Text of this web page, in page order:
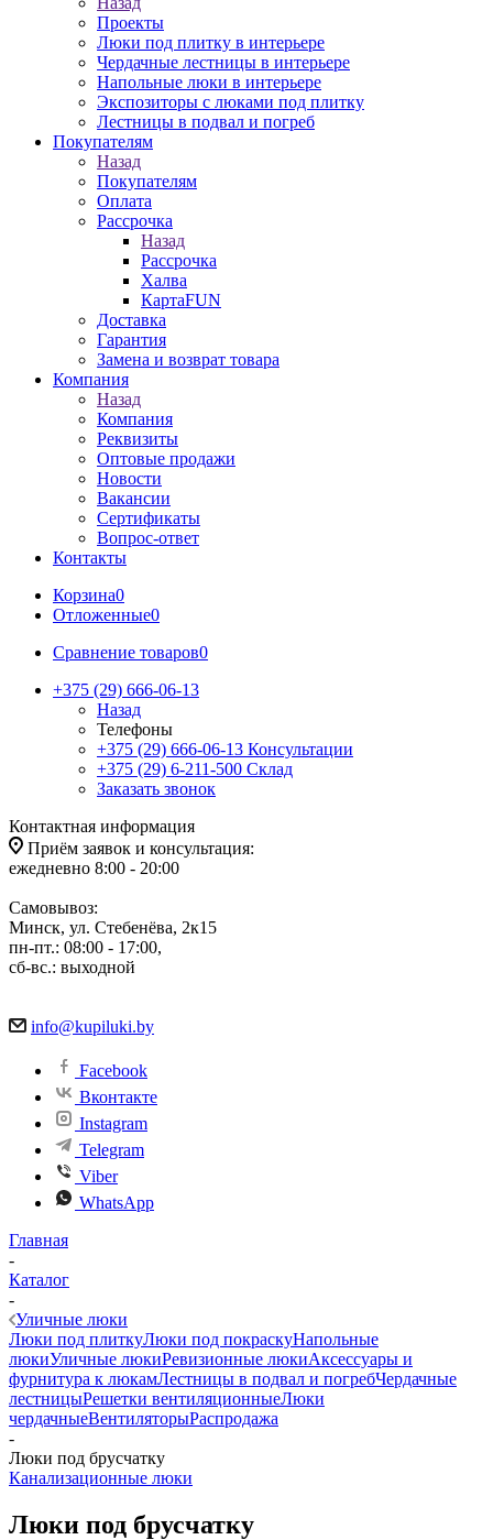
Проекты
Люки под плитку в интерьере
Чердачные лестницы в интерьере
Напольные люки в интерьере
Экспозиторы с люками под плитку
Лестницы в подвал и погреб
Покупателям
Назад
Покупателям
Оплата
Рассрочка
Назад
Рассрочка
Халва
КартаFUN
Доставка
Гарантия
Замена и возврат товара
Компания
Назад
Компания
Реквизиты
Оптовые продажи
Новости
Вакансии
Сертификаты
Вопрос-ответ
Контакты
Корзина0
Отложенные0
Сравнение товаров0
+375 (29) 666-06-13
Назад
Телефоны
+375 (29) 666-06-13 Консультации
+375 (29) 6-211-500 Склад
Заказать звонок
Контактная информация
Приём заявок и консультация:
ежедневно 8:00 - 20:00
Самовывоз:
Минск, ул. Стебенёва, 2к15
пн-пт.: 08:00 - 17:00,
сб-вс.: выходной
info@kupiluki.by
Facebook
Вконтакте
Instagram
Telegram
Viber
WhatsApp
Главная
-
Каталог
-
Уличные люки
Люки под плиткуЛюки под покраскуНапольные
люкиУличные люкиРевизионные люкиАксессуары и
фурнитура к люкамЛестницы в подвал и погребЧердачные
лестницыРешетки вентиляционныеЛюки
чердачныеВентиляторыРаспродажа
-
Люки под брусчатку
Канализационные люки
Люки под брусчатку